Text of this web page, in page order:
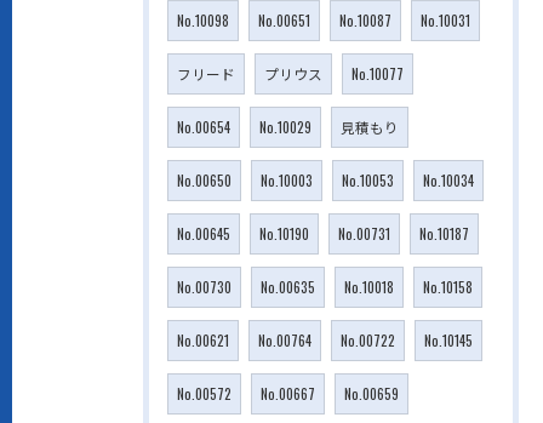
No.10098 No.00651 No.10087 No.10031
フリード プリウス No.10077
No.00654 No.10029 見積もり
No.00650 No.10003 No.10053 No.10034
No.00645 No.10190 No.00731 No.10187
No.00730 No.00635 No.10018 No.10158
No.00621 No.00764 No.00722 No.10145
No.00572 No.00667 No.00659